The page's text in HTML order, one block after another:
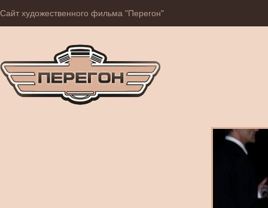
Сайт художественного фильма "Перегон"